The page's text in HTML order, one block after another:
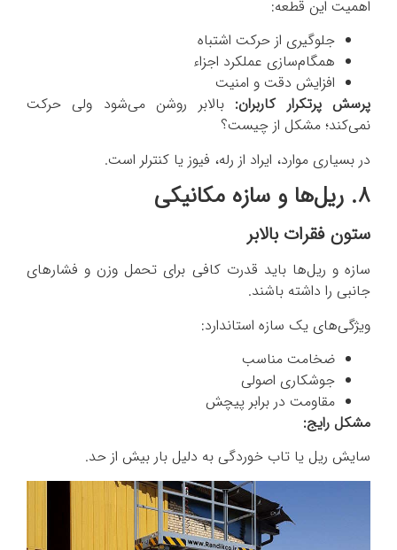
اهمیت این قطعه:
جلوگیری از حرکت اشتباه
همگام‌سازی عملکرد اجزاء
افزایش دقت و امنیت
پرسش پرتکرار کاربران:بالابر روشن می‌شود ولی حرکت
نمی‌کند؛ مشکل از چیست؟
در بسیاری موارد، ایراد از رله، فیوز یا کنترلر است.
۸. ریل‌ها و سازه مکانیکی
ستون فقرات بالابر
سازه و ریل‌ها باید قدرت کافی برای تحمل وزن و فشارهای
جانبی را داشته باشند.
ویژگی‌های یک سازه استاندارد:
ضخامت مناسب
جوشکاری اصولی
مقاومت در برابر پیچش
مشکل رایج:
سایش ریل یا تاب خوردگی به دلیل بار بیش از حد.